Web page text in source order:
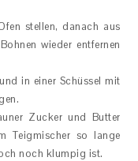
stellen, danach aus
wieder entfernen
in einer Schüssel mit
Zucker und Butter
Teigmischer so lange
noch klumpig ist.